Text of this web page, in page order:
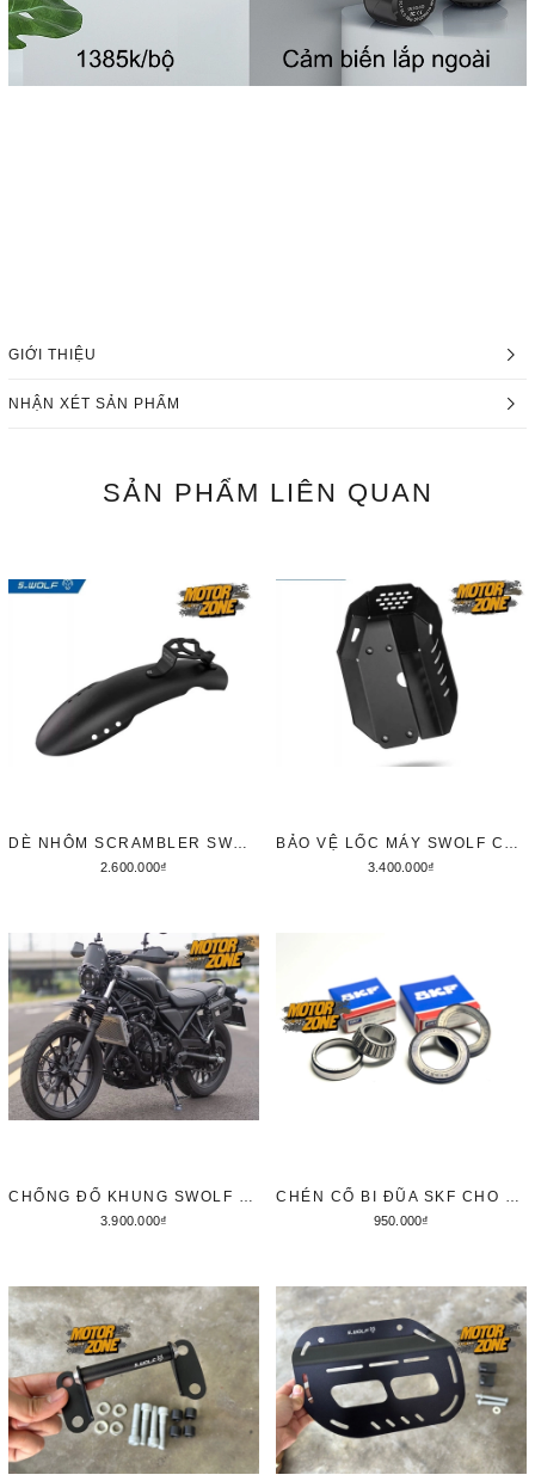
GIỚI THIỆU
NHẬN XÉT SẢN PHẨM
SẢN PHẨM LIÊN QUAN
DÈ NHÔM SCRAMBLER SWOLF CHO HONDA CL500
2.600.000₫
BẢO VỆ LỐC MÁY SWOLF CHO HONDA CL500
3.400.000₫
CHỐNG ĐỔ KHUNG SWOLF CHO HONDA CL500
3.900.000₫
CHÉN CỔ BI ĐŨA SKF CHO HONDA CB300R / CB650R / REBEL 300/ REBEL 500 / CB500X / CB500F
950.000₫